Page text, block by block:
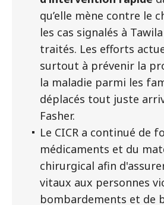
qu’elle mène contre le
les cas signalés à
traités. Les efforts
surtout à prévenir la
la maladie parmi les
déplacés tout juste
Fasher.
Le CICR a continué de
médicaments et du
chirurgical afin
vitaux aux personnes
bombardements et de